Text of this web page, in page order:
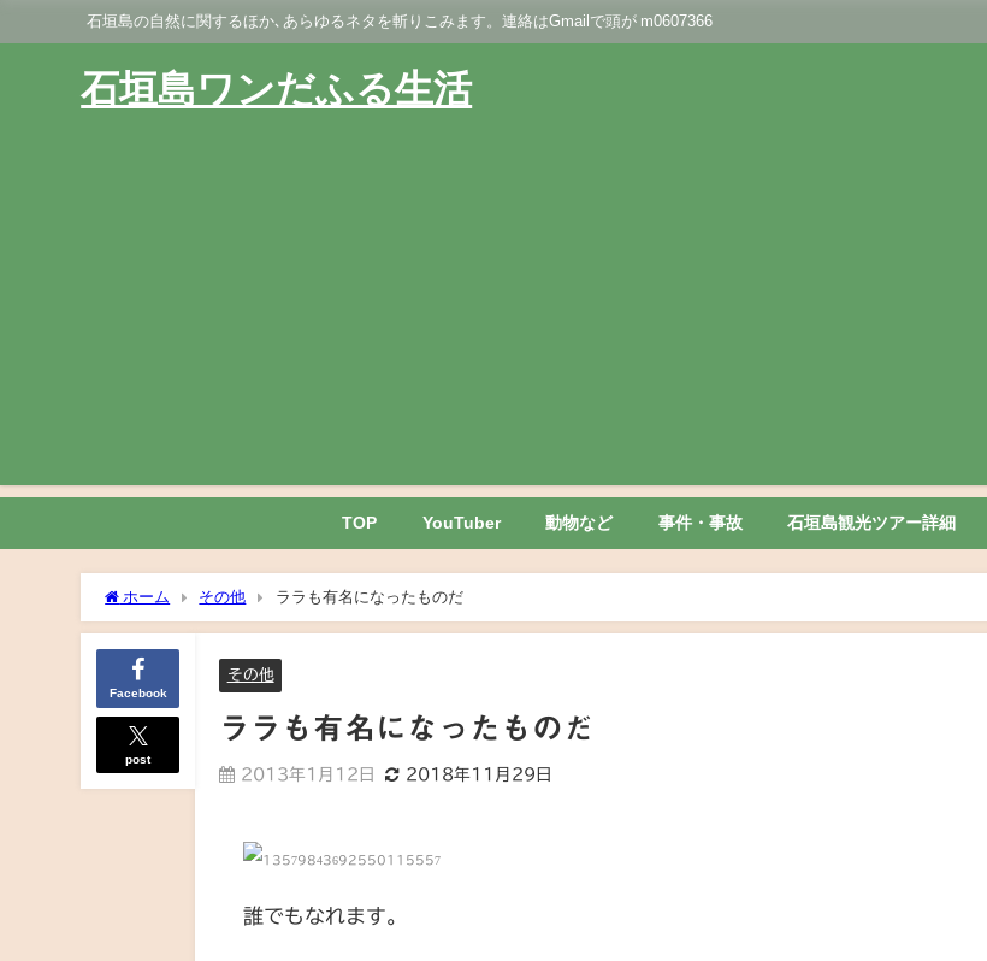
石垣島の自然に関するほか､あらゆるネタを斬りこみます。連絡はGmailで頭が m0607366
石垣島ワンだふる生活
TOP YouTuber 動物など 事件・事故 石垣島観光ツアー詳細
ホーム その他 ララも有名になったものだ
Facebook
post
その他
ララも有名になったものだ
2013年1月12日 2018年11月29日
誰でもなれます。